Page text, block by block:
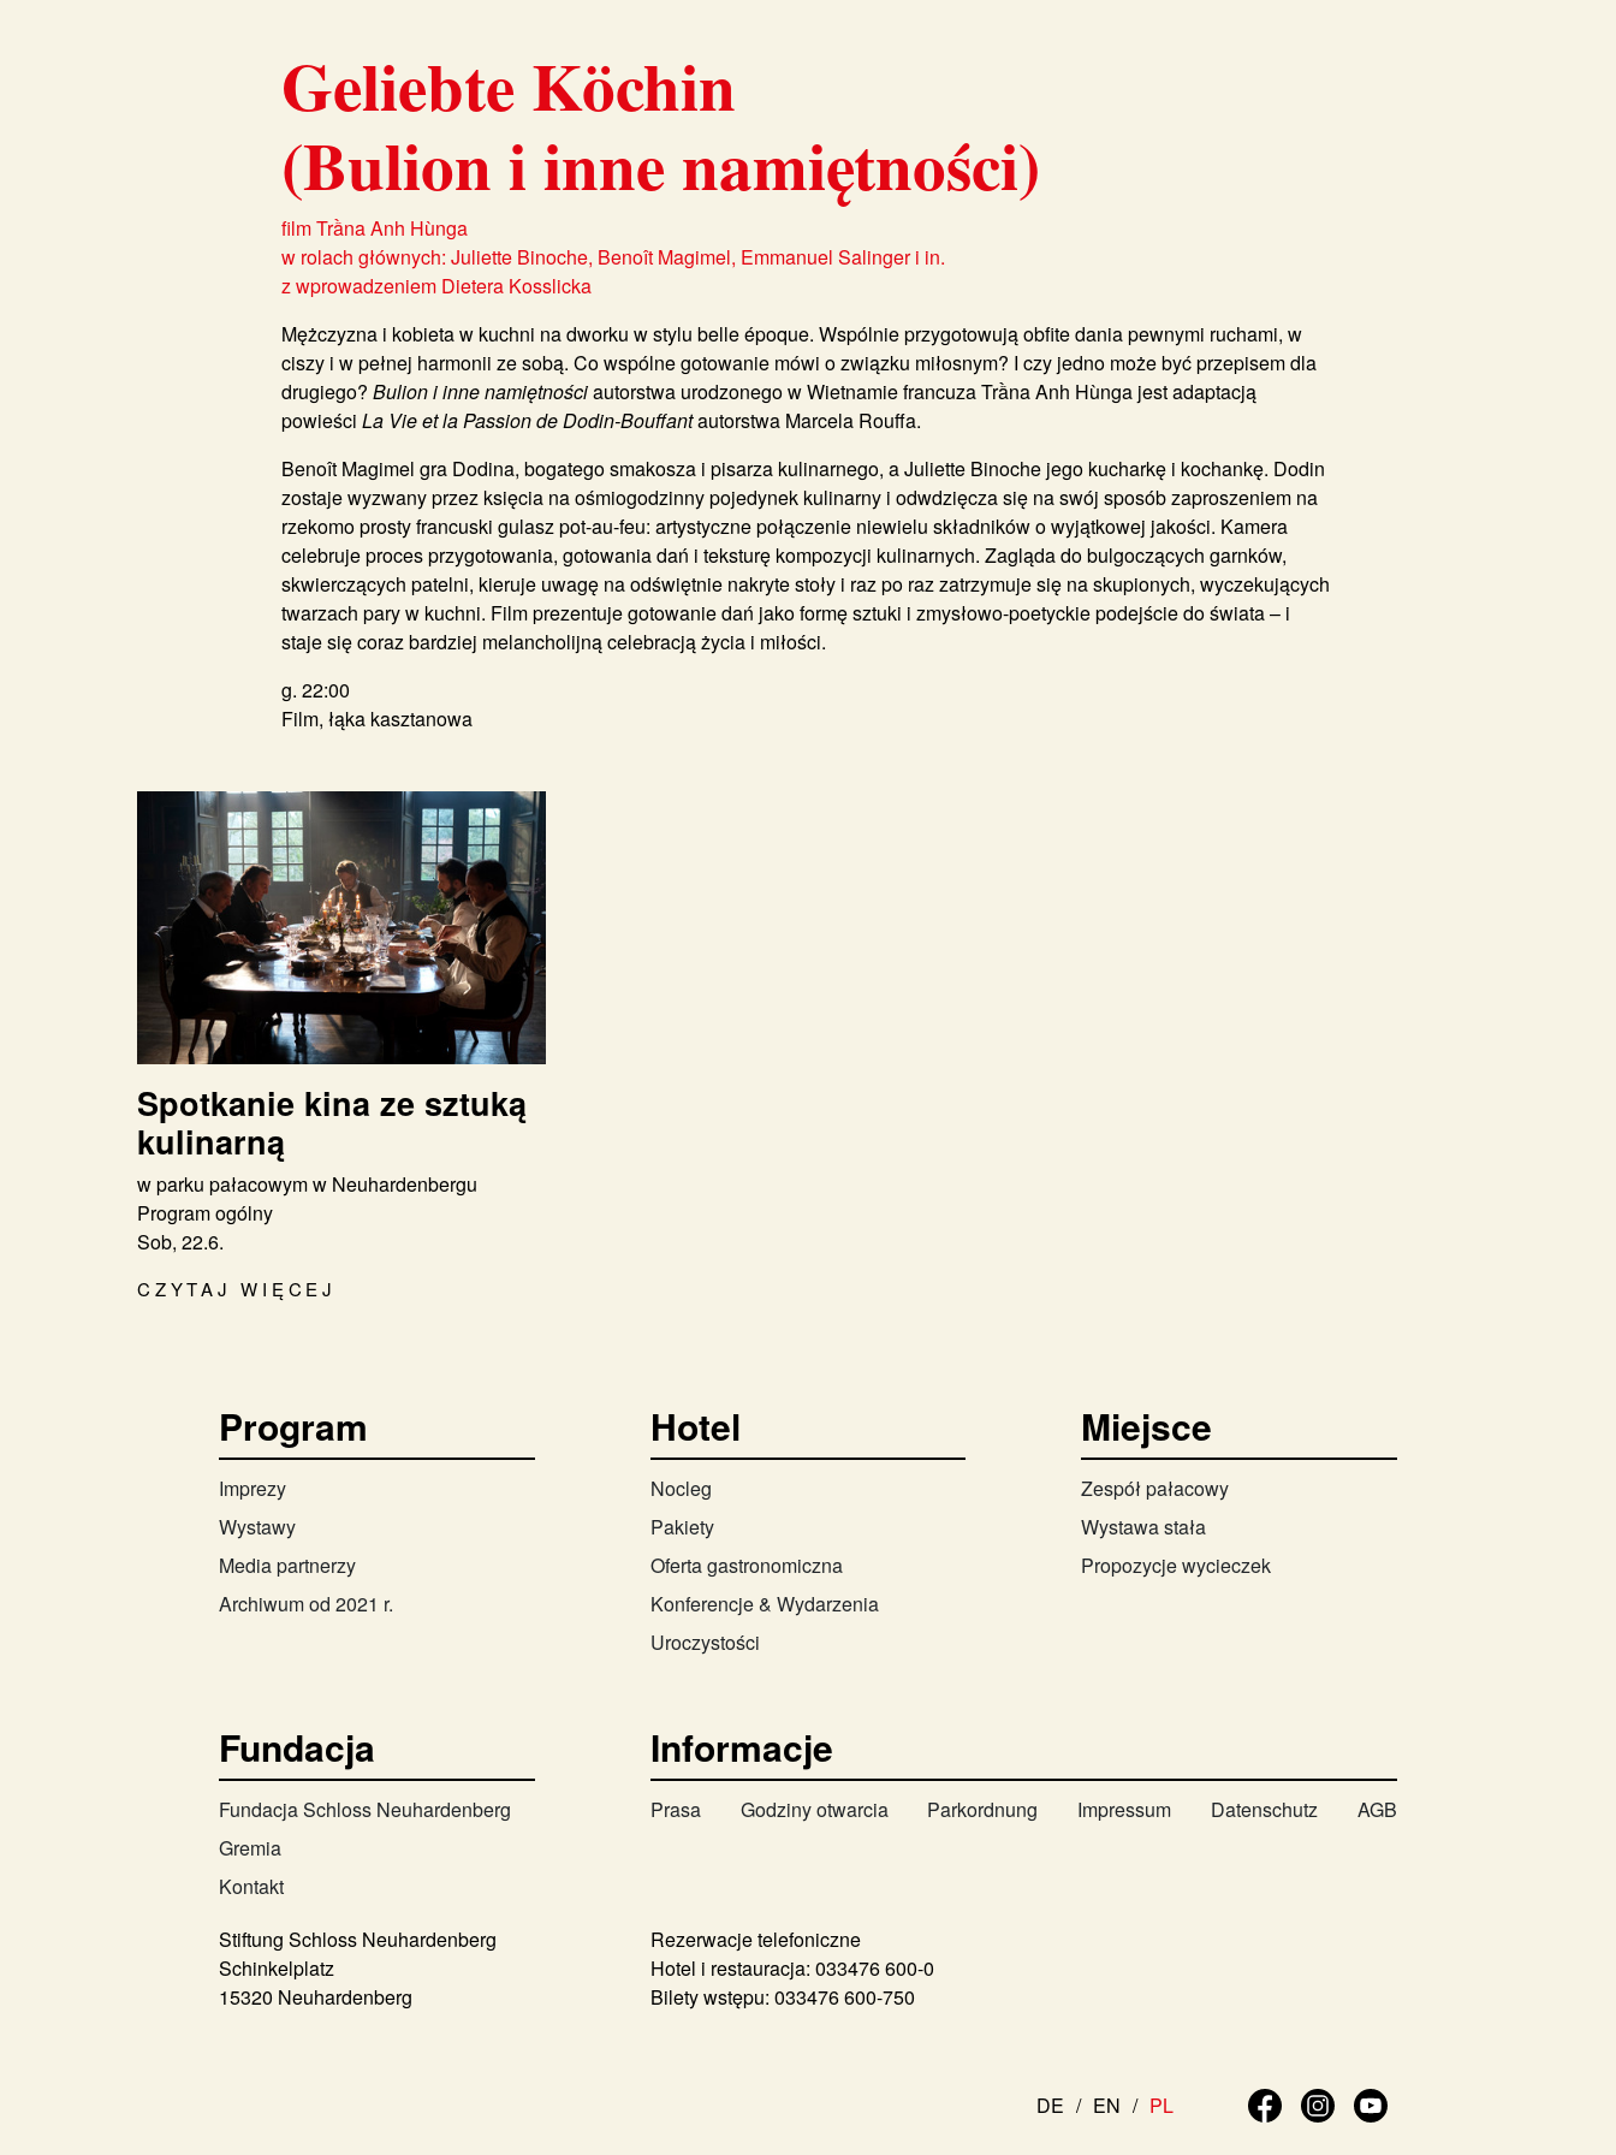
Geliebte Köchin
(Bulion i inne namiętności)
film Trầna Anh Hùnga
w rolach głównych: Juliette Binoche, Benoît Magimel, Emmanuel Salinger i in.
z wprowadzeniem Dietera Kosslicka
Mężczyzna i kobieta w kuchni na dworku w stylu belle époque. Wspólnie przygotowują obfite dania pewnymi ruchami, w
ciszy i w pełnej harmonii ze sobą. Co wspólne gotowanie mówi o związku miłosnym? I czy jedno może być przepisem dla
drugiego? Bulion i inne namiętnościautorstwa urodzonego w Wietnamie francuza TrầnaAnh Hùnga jest adaptacją
powieści La Vie et la Passion de Dodin-Bouffantautorstwa Marcela Rouffa.
Benoît Magimel gra Dodina, bogatego smakosza i pisarza kulinarnego, a Juliette Binoche jego kucharkę i kochankę. Dodin
zostaje wyzwany przez księcia na ośmiogodzinny pojedynek kulinarny i odwdzięcza się na swój sposób zaproszeniem na
rzekomo prosty francuski gulasz pot-au-feu: artystyczne połączenie niewielu składników o wyjątkowej jakości. Kamera
celebruje proces przygotowania, gotowania dań i teksturę kompozycji kulinarnych. Zagląda do bulgoczących garnków,
skwierczących patelni, kieruje uwagę na odświętnie nakryte stoły i raz po raz zatrzymuje się na skupionych, wyczekujących
twarzach pary w kuchni. Film prezentuje gotowanie dań jako formę sztuki i zmysłowo-poetyckie podejście do świata – i
staje się coraz bardziej melancholijną celebracją życia i miłości.
g. 22:00
Film, łąka kasztanowa
Spotkanie kina ze sztuką
kulinarną
w parku pałacowym w Neuhardenbergu
Program ogólny
Sob, 22.6.
CZYTAJ WIĘCEJ
Program
Imprezy
Wystawy
Media partnerzy
Archiwum od 2021 r.
Hotel
Nocleg
Pakiety
Oferta gastronomiczna
Konferencje & Wydarzenia
Uroczystości
Miejsce
Zespół pałacowy
Wystawa stała
Propozycje wycieczek
Fundacja
Fundacja Schloss Neuhardenberg
Gremia
Kontakt
Informacje
Prasa Godziny otwarcia Parkordnung Impressum Datenschutz AGB
Stiftung Schloss Neuhardenberg
Schinkelplatz
15320 Neuhardenberg
Rezerwacje telefoniczne
Hotel i restauracja: 033476 600-0
Bilety wstępu: 033476 600-750
DE EN PL